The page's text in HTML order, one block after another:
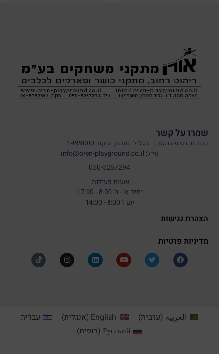
שמרו על קשר
כתובת: מצפה מסד, ד.נ גליל תחתון, מיקוד 1499000
מייל: info@oren-playground.co.il
050-5267294
שעות פעילות:
ימים א' - ה' 8:00 - 17:00
יום ו' 8:00 - 14:00
הצהרת נגישות
מדיניות פרטיות
العربية (ערבית)
English
(אנגלית)
עברית
Русский
(רוסית)